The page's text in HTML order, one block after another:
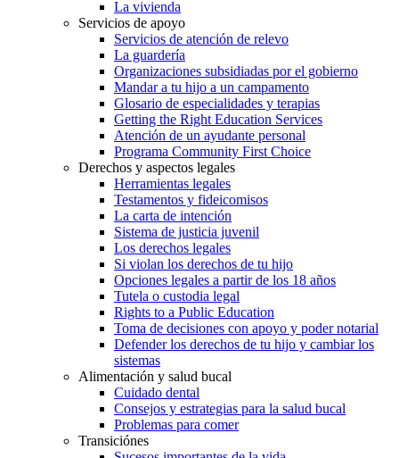
La vivienda
Servicios de apoyo
Servicios de atención de relevo
La guardería
Organizaciones subsidiadas por el gobierno
Mandar a tu hijo a un campamento
Glosario de especialidades y terapias
Getting the Right Education Services
Atención de un ayudante personal
Programa Community First Choice
Derechos y aspectos legales
Herramientas legales
Testamentos y fideicomisos
La carta de intención
Sistema de justicia juvenil
Los derechos legales
Si violan los derechos de tu hijo
Opciones legales a partir de los 18 años
Tutela o custodia legal
Rights to a Public Education
Toma de decisiones con apoyo y poder notarial
Defender los derechos de tu hijo y cambiar los
sistemas
Alimentación y salud bucal
Cuidado dental
Consejos y estrategias para la salud bucal
Problemas para comer
Transiciónes